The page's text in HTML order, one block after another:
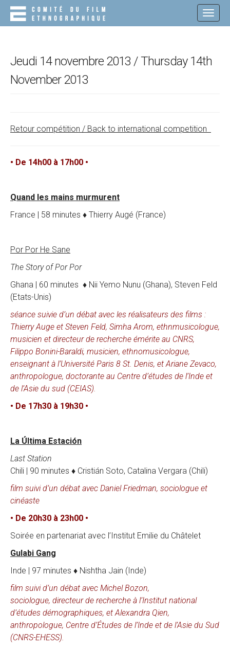
Jeudi 14 novembre 2013 / Thursday 14th
November 2013
Retour compétition / Back to international competition
• De 14h00 à 17h00 •
Quand les mains murmurent
France | 58 minutes ♦ Thierry Augé (France)
Por Por He Sane
The Story of Por Por
Ghana | 60 minutes ♦ Nii Yemo Nunu (Ghana), Steven Feld
(Etats-Unis)
séance suivie d’un débat avec les réalisateurs des films :
Thierry Auge et Steven Feld, Simha Arom, ethnmusicologue,
musicien et directeur de recherche émérite au CNRS,
Filippo Bonini-Baraldi, musicien, ethnomusicologue,
enseignant à l’Université Paris 8 St. Denis, et Ariane Zevaco,
anthropologue, doctorante au Centre d’études de l’Inde et
de l’Asie du sud (CEIAS).
• De 17h30 à 19h30 •
La Última Estación
Last Station
Chili | 90 minutes ♦ Cristián Soto, Catalina Vergara (Chili)
film suivi d’un débat avec Daniel Friedman, sociologue et
cinéaste
• De 20h30 à 23h00 •
Soirée en partenariat avec l’Institut Emilie du Châtelet
Gulabi Gang
Inde | 97 minutes ♦ Nishtha Jain (Inde)
film suivi d’un débat avec Michel Bozon,
sociologue, directeur de recherche à l’Institut national
d’études démographiques, et Alexandra Qien,
anthropologue, Centre d’Études de l’Inde et de l’Asie du Sud
(CNRS-EHESS).